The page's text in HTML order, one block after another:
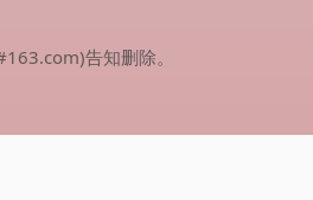
告知删除。